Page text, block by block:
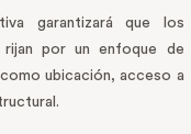
garantizará que los
rijan por un enfoque de
ubicación, acceso a